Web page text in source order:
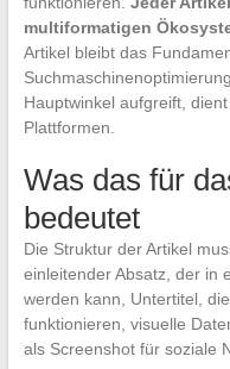
multiformatigen
Artikel bleibt das
Hauptwinkel aufgreift,
Plattformen.
Was das für
bedeutet
Die Struktur der Artikel
einleitender Absatz, der in
werden kann, Untertitel,
funktionieren, visuelle
als Screenshot für soziale